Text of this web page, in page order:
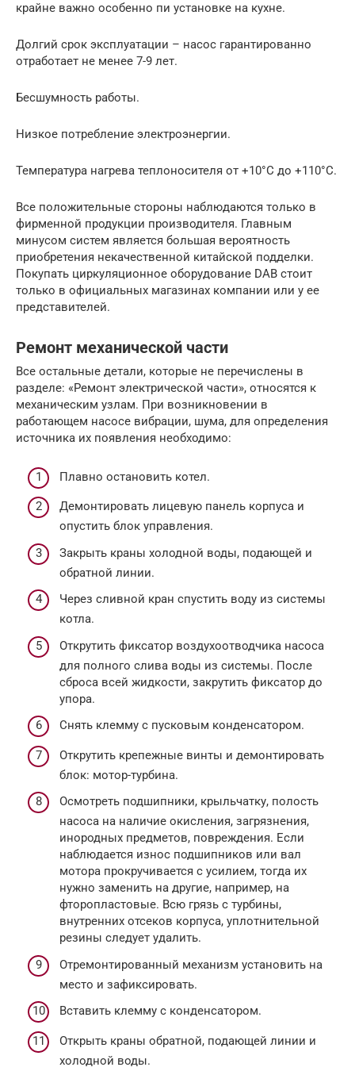
крайне важно особенно пи установке на кухне.
Долгий срок эксплуатации – насос гарантированно
отработает не менее 7-9 лет.
Бесшумность работы.
Низкое потребление электроэнергии.
Температура нагрева теплоносителя от +10°С до +110°С.
Все положительные стороны наблюдаются только в
фирменной продукции производителя. Главным
минусом систем является большая вероятность
приобретения некачественной китайской подделки.
Покупать циркуляционное оборудование DAB стоит
только в официальных магазинах компании или у ее
представителей.
Ремонт механической части
Все остальные детали, которые не перечислены в
разделе: «Ремонт электрической части», относятся к
механическим узлам. При возникновении в
работающем насосе вибрации, шума, для определения
источника их появления необходимо:
Плавно остановить котел.
Демонтировать лицевую панель корпуса и
опустить блок управления.
Закрыть краны холодной воды, подающей и
обратной линии.
Через сливной кран спустить воду из системы
котла.
Открутить фиксатор воздухоотводчика насоса
для полного слива воды из системы. После
сброса всей жидкости, закрутить фиксатор до
упора.
Снять клемму с пусковым конденсатором.
Открутить крепежные винты и демонтировать
блок: мотор-турбина.
Осмотреть подшипники, крыльчатку, полость
насоса на наличие окисления, загрязнения,
инородных предметов, повреждения. Если
наблюдается износ подшипников или вал
мотора прокручивается с усилием, тогда их
нужно заменить на другие, например, на
фторопластовые. Всю грязь с турбины,
внутренних отсеков корпуса, уплотнительной
резины следует удалить.
Отремонтированный механизм установить на
место и зафиксировать.
Вставить клемму с конденсатором.
Открыть краны обратной, подающей линии и
холодной воды.